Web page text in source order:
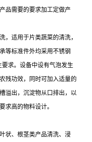
品需要的要求加工定做产
，适用于片类蔬菜的清洗，
等标准件外均采用不锈钢
求。设备中设有气泡发生
残功效，同时可加入适量的
溢出，沉淀物从口排出，以
求高的物料设计。
状、根茎类产品清洗、浸